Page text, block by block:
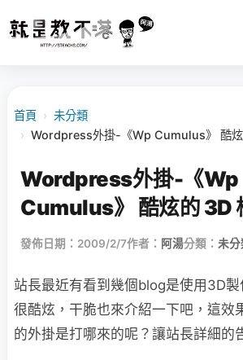
首頁 › 未分類
› Wordpress外掛-《Wp Cumulus》 酷
Wordpress外掛-《Wp
Cumulus》 酷炫的 3D
發佈日期：2009/2/7作者： 阿湯分類： 未分
站長最近有看到幾個blog是使用3D
很酷炫， 干脆也來介紹一下吧，這效
的外掛是打哪來的呢？讓站長詳細的